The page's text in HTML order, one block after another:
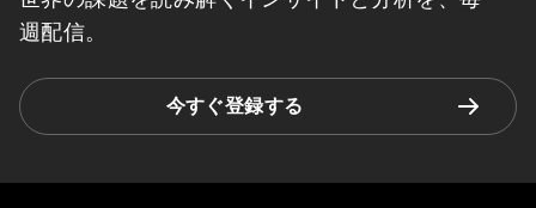
週配信。
今すぐ登録する